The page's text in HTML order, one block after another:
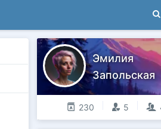
Эмилия
Запольская
230 5